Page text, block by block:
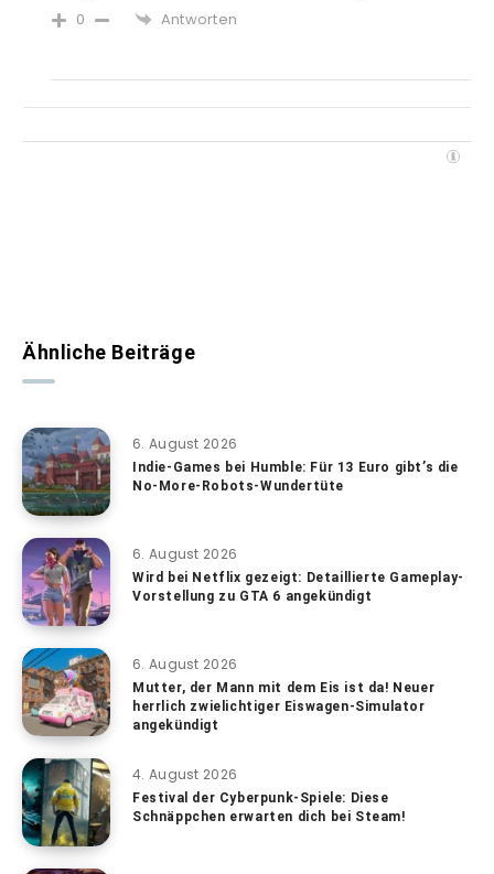
0 Antworten
Ähnliche Beiträge
6. August 2026
Indie-Games bei Humble: Für 13 Euro gibt’s die
No-More-Robots-Wundertüte
6. August 2026
Wird bei Netflix gezeigt: Detaillierte Gameplay-
Vorstellung zu GTA 6 angekündigt
6. August 2026
Mutter, der Mann mit dem Eis ist da! Neuer
herrlich zwielichtiger Eiswagen-Simulator
angekündigt
4. August 2026
Festival der Cyberpunk-Spiele: Diese
Schnäppchen erwarten dich bei Steam!